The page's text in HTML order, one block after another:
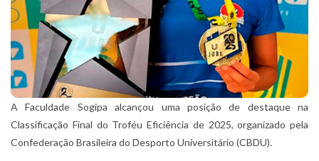
A Faculdade Sogipa alcançou uma posição de destaque na
Classificação Final do Troféu Eficiência de 2025, organizado pela
Confederação Brasileira do Desporto Universitário (CBDU).